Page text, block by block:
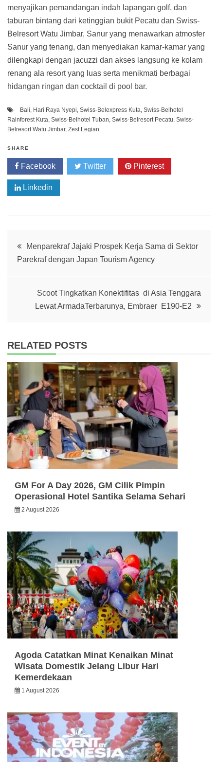
menyajikan pemandangan indah lapangan golf, dan
taburan bintang dari ketinggian bukit Pecatu dan Swiss-
Belresort Watu Jimbar, Sanur yang menawarkan atmosfer
Sanur yang tenang, dan menyediakan kamar-kamar yang
dilengkapi dengan jacuzzi dan akses langsung ke kolam
renang ala resort yang luas serta menikmati berbagai
hidangan ringan dan cocktail di pool bar.
Bali Hari Raya Nyepi Swiss-Belexpress Kuta Swiss-Belhotel
Rainforest Kuta Swiss-Belhotel Tuban Swiss-Belresort Pecatu Swiss-
Belresort Watu Jimbar, Zest Legian
SHARE
Facebook Twitter Pinterest
Linkedin
Post
navigation
Menparekraf Jajaki Prospek Kerja Sama di Sektor
Parekraf dengan Japan Tourism Agency
Scoot Tingkatkan Konektifitas di Asia Tenggara
Lewat ArmadaTerbarunya, Embraer E190-E2
RELATED POSTS
GM For A Day 2026, GM Cilik Pimpin
Operasional Hotel Santika Selama Sehari
2 August 2026
Agoda Catatkan Minat Kenaikan Minat
Wisata Domestik Jelang Libur Hari
Kemerdekaan
1 August 2026